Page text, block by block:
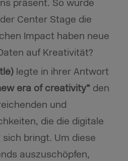
präsent. So wurde
Center Stage die
Impact haben neue
auf Kreativität?
legte in ihrer Antwort
era of creativity” den
und
die die digitale
bringt. Um diese
auszuschöpfen,